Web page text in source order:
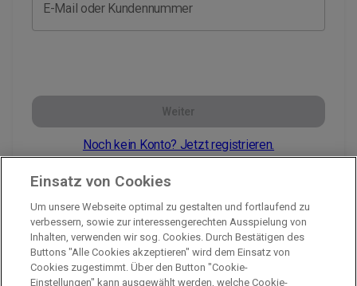
E-Mail oder Kundennummer
Weiter
Noch kein Konto? Jetzt registrieren.
Impressum
Unternehmen
Arbeiten bei PAYBACK
Einsatz von Cookies
Um unsere Webseite optimal zu gestalten und fortlaufend zu
verbessern, sowie zur interessengerechten Ausspielung von
Inhalten, verwenden wir sog. Cookies. Durch Bestätigen des
Buttons "Alle Cookies akzeptieren" wird dem Einsatz von
Cookies zugestimmt. Über den Button "Cookie-
Einstellungen" kann ausgewählt werden, welche Cookie-